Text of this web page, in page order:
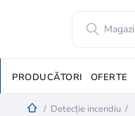
PRODUCĂTORI OFERTE
/ Detecție incendiu /